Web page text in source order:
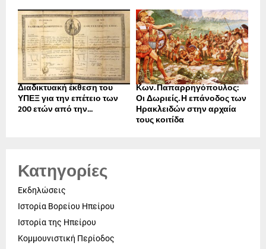
Διαδικτυακή έκθεση του
ΥΠΕΞ για την επέτειο των
200 ετών από την...
Κων. Παπαρρηγόπουλος:
Οι Δωριείς. Η επάνοδος των
Ηρακλειδών στην αρχαία
τους κοιτίδα
Κατηγορίες
Εκδηλώσεις
Ιστορία Βορείου Ηπείρου
Ιστορία της Ηπείρου
Κομμουνιστική Περίοδος